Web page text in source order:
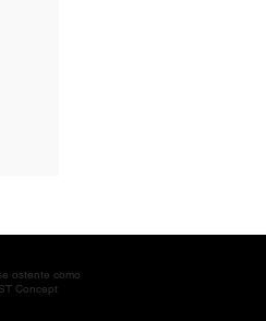
ostente como
Concept